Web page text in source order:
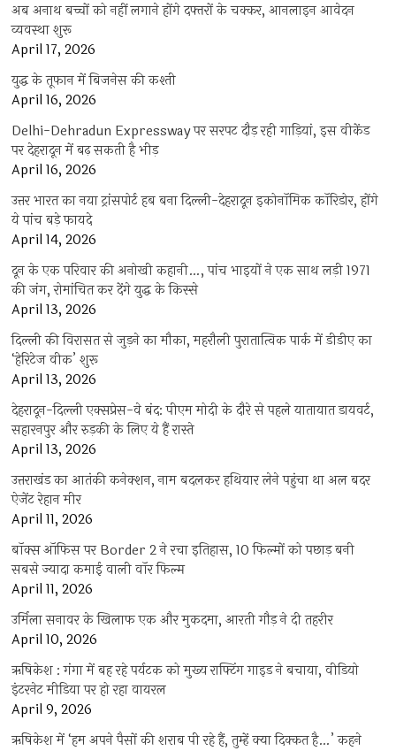
अब अनाथ बच्चों को नहीं लगाने होंगे दफ्तरों के चक्कर, आनलाइन आवेदन
व्यवस्था शुरू
April 17, 2026
युद्ध के तूफान में बिजनेस की कश्ती
April 16, 2026
Delhi-Dehradun Expressway पर सरपट दौड़ रही गाड़ियां, इस वीकेंड
पर देहरादून में बढ़ सकती है भीड़
April 16, 2026
उत्तर भारत का नया ट्रांसपोर्ट हब बना दिल्ली-देहरादून इकोनॉमिक कॉरिडोर, होंगे
ये पांच बड़े फायदे
April 14, 2026
दून के एक परिवार की अनोखी कहानी…, पांच भाइयों ने एक साथ लड़ी 1971
की जंग, रोमांचित कर देंगे युद्ध के किस्से
April 13, 2026
दिल्ली की विरासत से जुड़ने का मौका, महरौली पुरातात्विक पार्क में डीडीए का
‘हेरिटेज वीक’ शुरू
April 13, 2026
देहरादून-दिल्ली एक्सप्रेस-वे बंद: पीएम मोदी के दौरे से पहले यातायात डायवर्ट,
सहारनपुर और रुड़की के लिए ये हैं रास्ते
April 13, 2026
उत्तराखंड का आतंकी कनेक्शन, नाम बदलकर हथियार लेने पहुंचा था अल बदर
ऐजेंट रेहान मीर
April 11, 2026
बॉक्स ऑफिस पर Border 2 ने रचा इतिहास, 10 फिल्मों को पछाड़ बनी
सबसे ज्यादा कमाई वाली वॉर फिल्म
April 11, 2026
उर्मिला सनावर के खिलाफ एक और मुकदमा, आरती गौड़ ने दी तहरीर
April 10, 2026
ऋषिकेश : गंगा में बह रहे पर्यटक को मुख्य राफ्टिंग गाइड ने बचाया, वीडियो
इंटरनेट मीडिया पर हो रहा वायरल
April 9, 2026
ऋषिकेश में ‘हम अपने पैसों की शराब पी रहे हैं, तुम्हें क्या दिक्कत है…’ कहने